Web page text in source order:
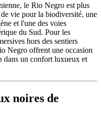
le Rio Negro est plus
vie pour la biodiversité, une
et l'une des voies
du Sud. Pour les
hors des sentiers
Negro offrent une occasion
dans un confort luxueux et
noires de